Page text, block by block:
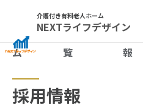
content
介護付き有料老人ホーム
NEXTライフデザイン
ホー
ム
覧
報
採用情報